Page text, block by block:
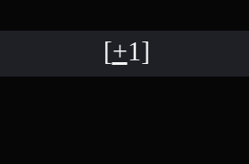
[+1]